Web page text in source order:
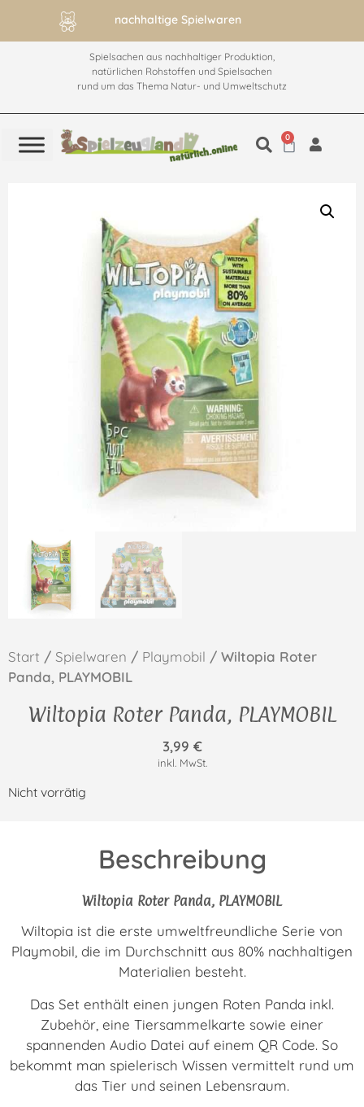
nachhaltige Spielwaren
Spielsachen aus nachhaltiger Produktion,
natürlichen Rohstoffen und Spielsachen
rund um das Thema Natur- und Umweltschutz
0
Start / Spielwaren / Playmobil / Wiltopia Roter
Panda, PLAYMOBIL
Wiltopia Roter Panda, PLAYMOBIL
3,99 €
inkl. MwSt.
Nicht vorrätig
Beschreibung
Wiltopia Roter Panda, PLAYMOBIL
Wiltopia ist die erste umweltfreundliche Serie von
Playmobil, die im Durchschnitt aus 80% nachhaltigen
Materialien besteht.
Das Set enthält einen jungen Roten Panda inkl.
Zubehör, eine Tiersammelkarte sowie einer
spannenden Audio Datei auf einem QR Code. So
bekommt man spielerisch Wissen vermittelt rund um
das Tier und seinen Lebensraum.